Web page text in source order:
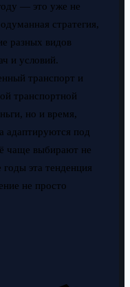
— это уже не
стратегия,
разных видов
и условий.
транспорт и
транспортной
но и время,
адаптируются под
чаще выбирают не
эта тенденция
не просто